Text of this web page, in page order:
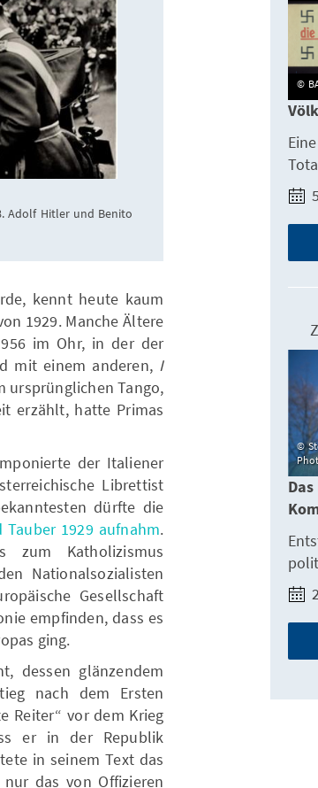
Adolf Hitler und Benito
kennt heute kaum
1929. Manche Ältere
im Ohr, in der der
mit einem anderen, I
ursprünglichen Tango,
erzählt, hatte Primas
der Italiener
Librettist
dürfte die
1929 aufnahm.
zum Katholizismus
Nationalsozialisten
Gesellschaft
empfinden, dass es
ging.
dessen glänzendem
nach dem Ersten
Reiter“ vor dem Krieg
er in der Republik
in seinem Text das
das von Offizieren